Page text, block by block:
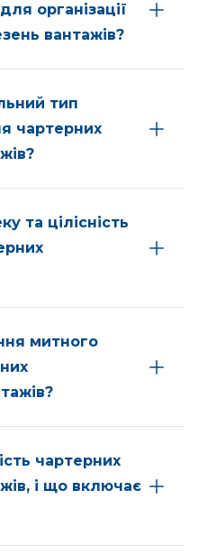
організації
вантажів?
тип
чартерних
та цілісність
митного
чартерних
і що включає